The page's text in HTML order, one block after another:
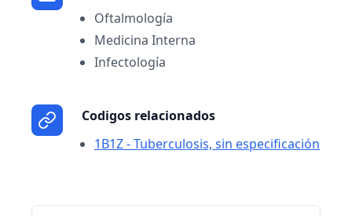
Oftalmología
Medicina Interna
Infectología
Codigos relacionados
1B1Z - Tuberculosis, sin especificación